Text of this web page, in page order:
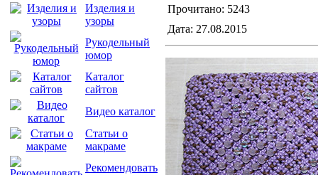
Изделия и
узоры
Рукодельный
юмор
Каталог
сайтов
Видео каталог
Статьи о
макраме
Рекомендовать
Прочитано: 5243
Дата: 27.08.2015